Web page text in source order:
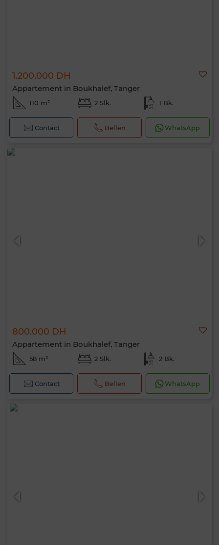
1.200.000 DH
Appartement in Boukhalef, Tanger
110 m² 2 Slk. 1 Bk.
Contact Bellen WhatsApp
800.000 DH
Appartement in Boukhalef, Tanger
58 m² 2 Slk. 2 Bk.
Contact Bellen WhatsApp